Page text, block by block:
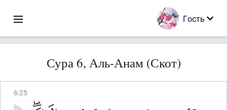
Гость
Сура 6, Аль-Анам (Скот)
6:25